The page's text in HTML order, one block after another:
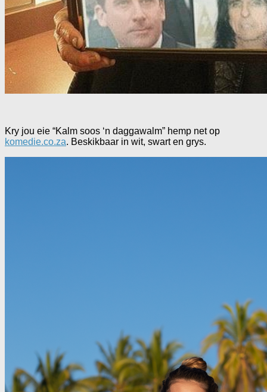
Kry jou eie “Kalm soos ‘n daggawalm” hemp net op
komedie.co.za. Beskikbaar in wit, swart en grys.